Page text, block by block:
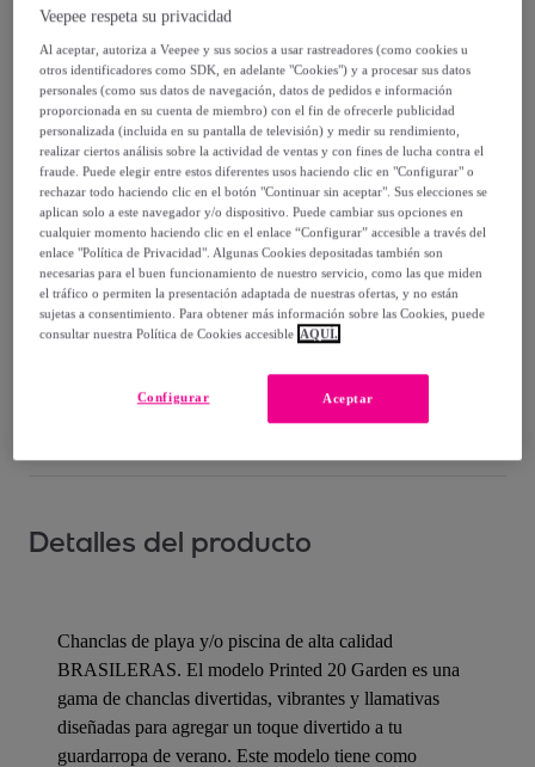
12,99 €
-23%
Vendido porBRASILERAS GROUP
Entrega
Entrega desde3,99 €
Entrega: Entre el12/08y el15/08
¿Cómo funciona?
Detalles del producto
Chanclas de playa y/o piscina de alta calidad
BRASILERAS. El modelo Printed 20 Garden es una
gama de chanclas divertidas, vibrantes y llamativas
diseñadas para agregar un toque divertido a tu
guardarropa de verano. Este modelo tiene como
Veepee respeta su privacidad
Al aceptar, autoriza a Veepee y sus socios a usar rastreadores (como cookies u
otros identificadores como SDK, en adelante "Cookies") y a procesar sus datos
personales (como sus datos de navegación, datos de pedidos e información
proporcionada en su cuenta de miembro) con el fin de ofrecerle publicidad
personalizada (incluida en su pantalla de televisión) y medir su rendimiento,
realizar ciertos análisis sobre la actividad de ventas y con fines de lucha contra el
fraude. Puede elegir entre estos diferentes usos haciendo clic en "Configurar" o
rechazar todo haciendo clic en el botón "Continuar sin aceptar". Sus elecciones se
aplican solo a este navegador y/o dispositivo. Puede cambiar sus opciones en
cualquier momento haciendo clic en el enlace “Configurar” accesible a través del
enlace "Política de Privacidad". Algunas Cookies depositadas también son
necesarias para el buen funcionamiento de nuestro servicio, como las que miden
el tráfico o permiten la presentación adaptada de nuestras ofertas, y no están
sujetas a consentimiento. Para obtener más información sobre las Cookies, puede
consultar nuestra Política de Cookies accesible AQUÍ.
Aceptar
Configurar